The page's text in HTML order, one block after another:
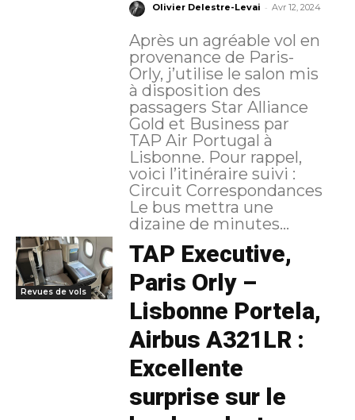
Olivier Delestre-Levai - Avr 12, 2024
Après un agréable vol en
provenance de Paris-
Orly, j’utilise le salon mis
à disposition des
passagers Star Alliance
Gold et Business par
TAP Air Portugal à
Lisbonne. Pour rappel,
voici l’itinéraire suivi :
Circuit Correspondances
Le bus mettra une
dizaine de minutes...
Revues de vols
TAP Executive,
Paris Orly –
Lisbonne Portela,
Airbus A321LR :
Excellente
surprise sur le